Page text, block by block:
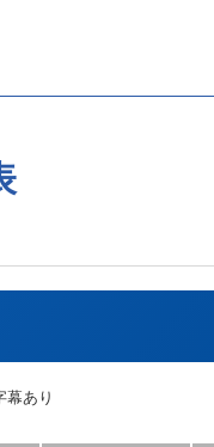
幕あり